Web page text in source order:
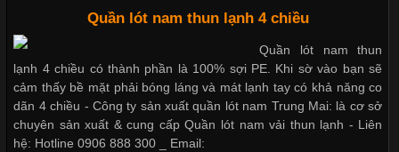
Cập nhật 2026-05-20 14:58:56
Vải thun là một trong những chất liệu được sử dụng rộng rãi
nhất trong ngành thời trang nhờ đặc tính co giãn, mềm mại và
thoải mái khi mặc. Từ áo thun, đồ thể thao cho đến đồ lót nam,
vải thun luôn đóng vai trò quan trọng trong quá trình sản xuất.
Hiện nay, nhu cầu tìm kiếm quần lót nam giá
Quần lót nam thun lạnh 4 chiều
Quần lót nam thun
lạnh 4 chiều có thành phần là 100% sợi PE. Khi sờ vào bạn sẽ
cảm thấy bề mặt phải bóng láng và mát lạnh tay có khả năng co
dãn 4 chiều - Công ty sản xuất quần lót nam Trung Mai: là cơ sở
chuyên sản xuất & cung cấp Quần lót nam vải thun lạnh - Liên
hệ: Hotline 0906 888 300 _ Email: